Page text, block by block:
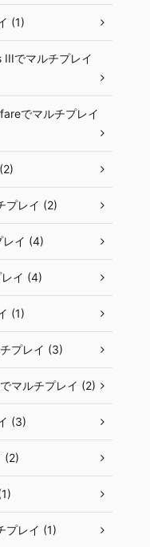
(1)
でマルチプレイ
でマルチプレイ
プレイ (2)
レイ (4)
イ (4)
(1)
プレイ (3)
マルチプレイ (2)
(3)
(2)
プレイ (1)